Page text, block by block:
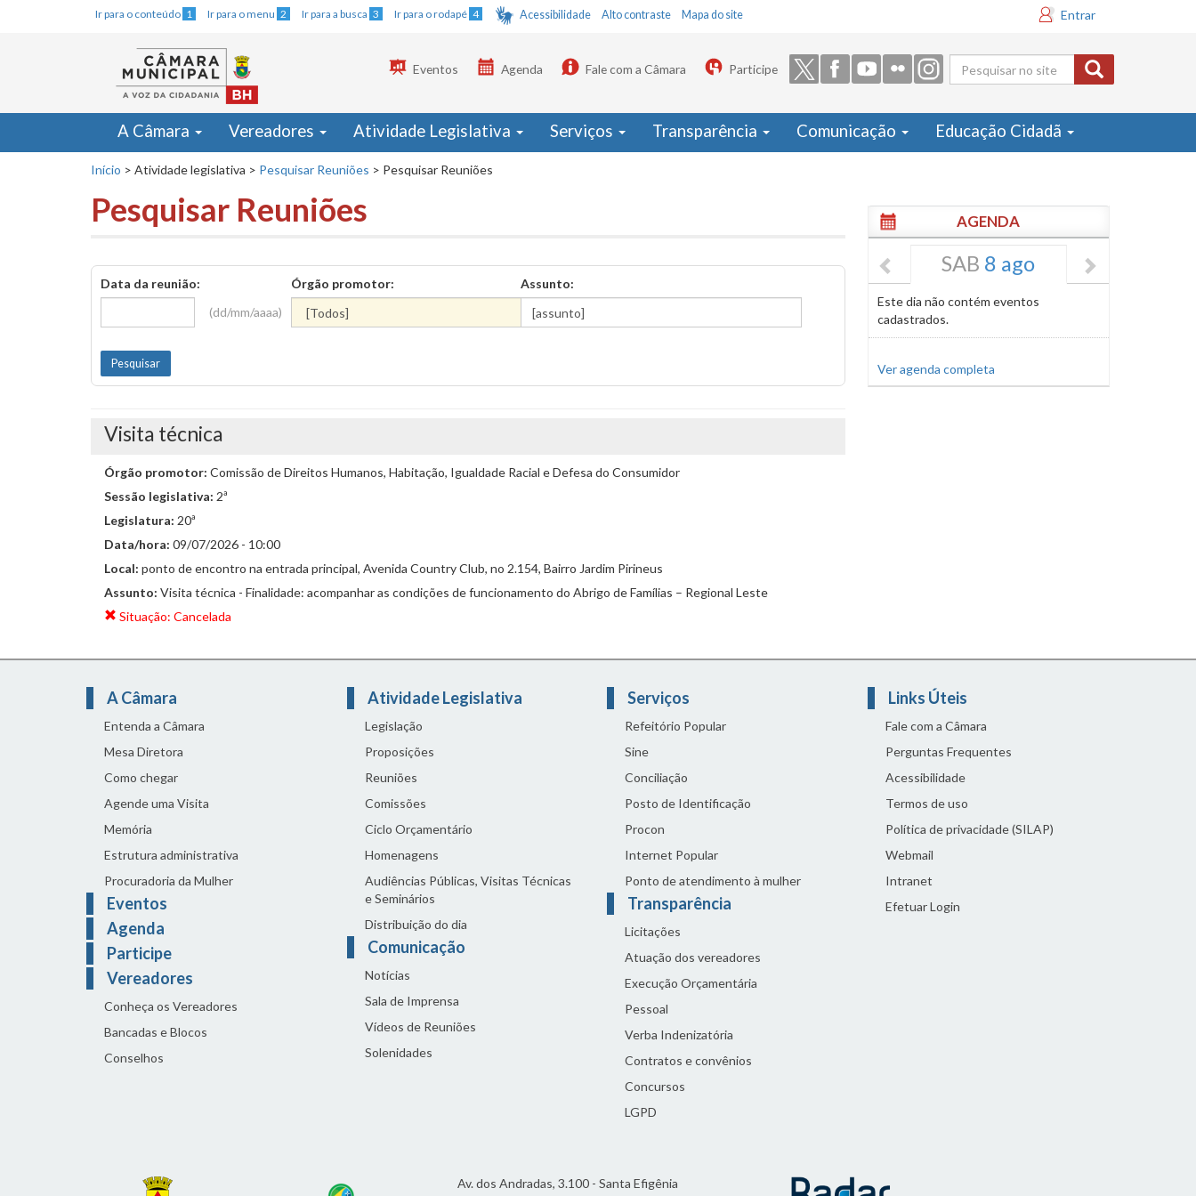
Ir para o conteúdo 1 Ir para o menu 2 Ir para a busca 3 Ir para o rodapé 4 Acessibilidade Alto contraste Mapa do site Entrar
Formulário
de busca
Eventos Agenda Fale com a Câmara Participe
A Câmara Vereadores Atividade Legislativa Serviços Transparência Comunicação Educação Cidadã
Início > Atividade legislativa > Pesquisar Reuniões > Pesquisar Reuniões
Pesquisar Reuniões
Data da reunião:
(dd/mm/aaaa)
Órgão promotor: Assunto:
Visita técnica
Órgão promotor: Comissão de Direitos Humanos, Habitação, Igualdade Racial e Defesa do Consumidor
Sessão legislativa: 2ª
Legislatura: 20ª
Data/hora: 09/07/2026 - 10:00
Local: ponto de encontro na entrada principal, Avenida Country Club, no 2.154, Bairro Jardim Pirineus
Assunto: Visita técnica - Finalidade: acompanhar as condições de funcionamento do Abrigo de Famílias – Regional Leste
Situação: Cancelada
AGENDA
SAB 8 ago
Este dia não contém eventos
cadastrados.
Ver agenda completa
A Câmara
Entenda a Câmara
Mesa Diretora
Como chegar
Agende uma Visita
Memória
Estrutura administrativa
Procuradoria da Mulher
Eventos
Agenda
Participe
Vereadores
Conheça os Vereadores
Bancadas e Blocos
Conselhos
Atividade Legislativa
Legislação
Proposições
Reuniões
Comissões
Ciclo Orçamentário
Homenagens
Audiências Públicas, Visitas Técnicas
e Seminários
Distribuição do dia
Comunicação
Notícias
Sala de Imprensa
Vídeos de Reuniões
Solenidades
Serviços
Refeitório Popular
Sine
Conciliação
Posto de Identificação
Procon
Internet Popular
Ponto de atendimento à mulher
Transparência
Licitações
Atuação dos vereadores
Execução Orçamentária
Pessoal
Verba Indenizatória
Contratos e convênios
Concursos
LGPD
Links Úteis
Fale com a Câmara
Perguntas Frequentes
Acessibilidade
Termos de uso
Política de privacidade (SILAP)
Webmail
Intranet
Efetuar Login
Av. dos Andradas, 3.100 - Santa Efigênia